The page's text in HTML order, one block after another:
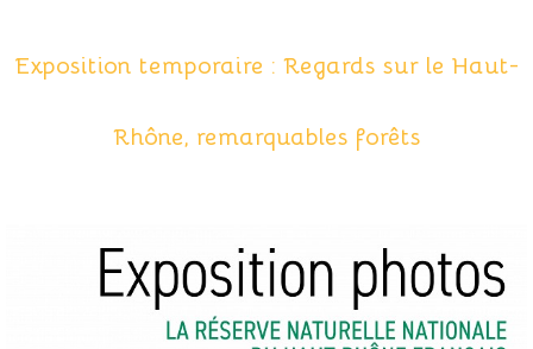
Exposition temporaire : Regards sur le Haut-
Rhône, remarquables forêts